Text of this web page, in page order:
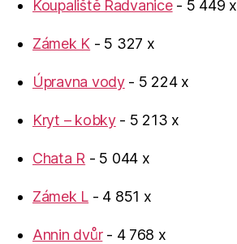
Koupaliště Radvanice- 5 449 x
Zámek K - 5 327 x
Úpravna vody- 5 224 x
Kryt – kobky- 5 213 x
Chata R - 5 044 x
Zámek L - 4 851 x
Annin dvůr- 4 768 x